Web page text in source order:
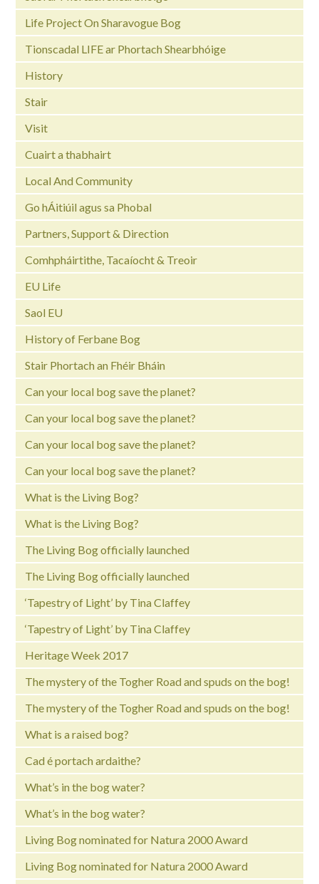
Life Project On Sharavogue Bog
Tionscadal LIFE ar Phortach Shearbhóige
History
Stair
Visit
Cuairt a thabhairt
Local And Community
Go hÁitiúil agus sa Phobal
Partners, Support & Direction
Comhpháirtithe, Tacaíocht & Treoir
EU Life
Saol EU
History of Ferbane Bog
Stair Phortach an Fhéir Bháin
Can your local bog save the planet?
Can your local bog save the planet?
Can your local bog save the planet?
Can your local bog save the planet?
What is the Living Bog?
What is the Living Bog?
The Living Bog officially launched
The Living Bog officially launched
‘Tapestry of Light’ by Tina Claffey
‘Tapestry of Light’ by Tina Claffey
Heritage Week 2017
The mystery of the Togher Road and spuds on the bog!
The mystery of the Togher Road and spuds on the bog!
What is a raised bog?
Cad é portach ardaithe?
What’s in the bog water?
What’s in the bog water?
Living Bog nominated for Natura 2000 Award
Living Bog nominated for Natura 2000 Award